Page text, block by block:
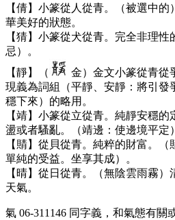
【倩】小篆從人從青。（被選中
華美好的狀態。
【猜】小篆從犬從青。完全非理
忌）。
【靜】（
金）金文小篆從青從
現義為詞組（平靜、安靜：將引發
穩下來）的略用。
【靖】小篆從立從青。純靜安穩
盪或者騷亂。（靖邊：使邊境平定）
【䝼】從貝從青。純粹的財富。（
單純的受益。坐享其成）。
【晴】從日從青。（無陰雲雨霧
天氣。
氣 06-311146 同字義，和氣態有關